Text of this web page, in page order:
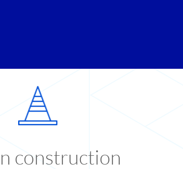
construction